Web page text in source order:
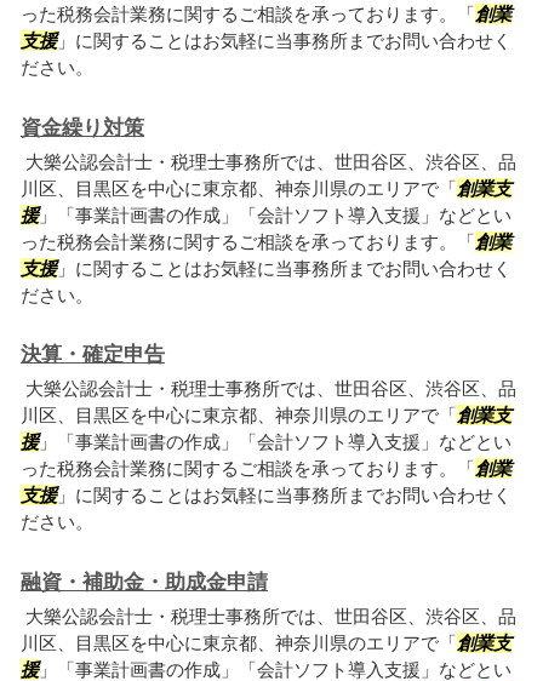
った税務会計業務に関するご相談を承っております。「創業
支援」に関することはお気軽に当事務所までお問い合わせく
ださい。
資金繰り対策
大樂公認会計士・税理士事務所では、世田谷区、渋谷区、品
川区、目黒区を中心に東京都、神奈川県のエリアで「創業支
援」「事業計画書の作成」「会計ソフト導入支援」などとい
った税務会計業務に関するご相談を承っております。「創業
支援」に関することはお気軽に当事務所までお問い合わせく
ださい。
決算・確定申告
大樂公認会計士・税理士事務所では、世田谷区、渋谷区、品
川区、目黒区を中心に東京都、神奈川県のエリアで「創業支
援」「事業計画書の作成」「会計ソフト導入支援」などとい
った税務会計業務に関するご相談を承っております。「創業
支援」に関することはお気軽に当事務所までお問い合わせく
ださい。
融資・補助金・助成金申請
大樂公認会計士・税理士事務所では、世田谷区、渋谷区、品
川区、目黒区を中心に東京都、神奈川県のエリアで「創業支
援」「事業計画書の作成」「会計ソフト導入支援」などとい